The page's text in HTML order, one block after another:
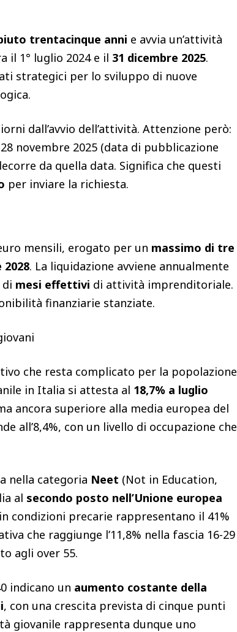
trentacinque anni e avvia un’attività
1° luglio 2024 e il 31 dicembre 2025.
strategici per lo sviluppo di nuove
dall’avvio dell’attività. Attenzione però:
novembre 2025 (data di pubblicazione
da quella data. Significa che questi
per inviare la richiesta.
mensili, erogato per un massimo di tre
2028. La liquidazione avviene annualmente
mesi effettivi di attività imprenditoriale.
finanziarie stanziate.
che resta complicato per la popolazione
in Italia si attesta al 18,7% a luglio
ancora superiore alla media europea del
all’8,4%, con un livello di occupazione che
nella categoria Neet (Not in Education,
al secondo posto nell’Unione europea
condizioni precarie rappresentano il 41%
che raggiunge l’11,8% nella fascia 16-29
agli over 55.​
indicano un aumento costante della
, con una crescita prevista di cinque punti
giovanile rappresenta dunque uno